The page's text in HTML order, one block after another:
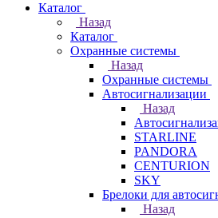
Каталог
Назад
Каталог
Охранные системы
Назад
Охранные системы
Автосигнализации
Назад
STARLINE
PANDORA
CENTURION
SKY
Брелоки для
Назад